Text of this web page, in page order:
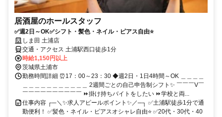
居酒屋のホールスタッフ
✅週2日～OK✅シフト・髪色・ネイル・ピアス自由⭐
しま田 土浦店
交通・アクセス 土浦駅西口徒歩1分
時給1,150円以上
茨城県土浦市
勤務時間詳細 ⏰17：00～23：30 ◆週2日・1日4時間～OK ＿＿＿＿
＿＿＿＿＿＿＿＿＿＿＿ 2週間ごとの自己申告制シフト✨ ￣￣￣V￣
￣￣￣￣￣￣￣￣￣￣ ⏩掛け持ちバイトをしたい ⏩学校と両...
仕事内容 ┌─＼✨求人アピールポイント✨／─┐ ✅土浦駅徒歩1分で通
勤便利！ ✅髪色・ネイル・ピアスオシャレ自由⭐ ✅20代・30代・40